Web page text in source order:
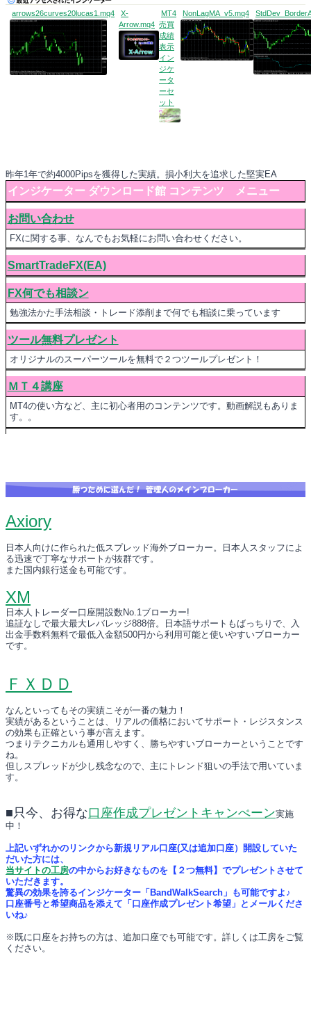
arrows26curves20lucas1.mq4
X-
Arrow.mq4
MT4
売買
成績
表示
イン
ジケ
ータ
ーセ
ット
NonLagMA_v5.mq4
昨年1年で約4000Pipsを獲得した実績。損小利大を追求した堅実EA
インジケーター ダウンロード館 コンテンツ メニュー
お問い合わせ
FXに関する事、なんでもお気軽にお問い合わせください。
SmartTradeFX(EA)
FX何でも相談ン
勉強法かた手法相談・トレード添削まで何でも相談に乗っています
ツール無料プレゼント
オリジナルのスーパーツールを無料で２つツールプレゼント！
ＭＴ４講座
MT4の使い方など、主に初心者用のコンテンツです。動画解説もありま
す。。
Axiory
日本人向けに作られた低スプレッド海外ブローカー。日本人スタッフによ
る迅速で丁寧なサポートが抜群です。
また国内銀行送金も可能です。
XM
日本人トレーダー口座開設数No.1ブローカー!
追証なしで最大最大レバレッジ888倍。日本語サポートもばっちりで、入
出金手数料無料で最低入金額500円から利用可能と使いやすいブローカー
です。
ＦＸＤＤ
なんといってもその実績こそが一番の魅力！
実績があるということは、リアルの価格においてサポート・レジスタンス
の効果も正確という事が言えます。
つまりテクニカルも通用しやすく、勝ちやすいブローカーということです
ね。
但しスプレッドが少し残念なので、主にトレンド狙いの手法で用いていま
す。
■只今、お得な口座作成プレゼントキャンぺーン実施
中！
上記いずれかのリンクから新規リアル口座(又は追加口座）開設していた
だいた方には、
当サイトの工房の中からお好きなものを【２つ無料】でプレゼントさせて
いただきます。
驚異の効果を誇るインジケーター「BandWalkSearch」も可能ですよ♪
口座番号と希望商品を添えて「口座作成プレゼント希望」とメールくださ
いね♪
※既に口座をお持ちの方は、追加口座でも可能です。詳しくは工房をご覧
ください。